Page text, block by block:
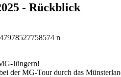
- Rückblick
Jüngern!
der MG-Tour durch das